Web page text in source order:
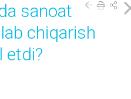
sanoat
chiqarish
etdi?